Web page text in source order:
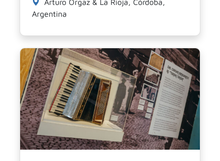
Arturo Orgaz & La Rioja, Córdoba,
Argentina